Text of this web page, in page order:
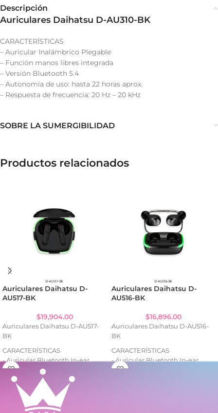
Descripción
Auriculares Daihatsu D-AU310-BK
CARACTERÍSTICAS
– Auricular Inalámbrico Plegable
– Función manos libres integrada
– Versión Bluetooth 5.4
– Autonomía de uso: hasta 22 horas aprox.
– Respuesta de frecuencia: 20 Hz – 20 kHz
SOBRE LA SUMERGIBILIDAD
Productos relacionados
Auriculares Daihatsu D-
AU517-BK
$19,904.00
Auriculares Daihatsu D-AU517-
BK
CARACTERÍSTICAS
- Auricular Bluetooth In-ear
- Alcance inalámbrico: hasta 10
metros
- Autonomía de uso: 4 horas
aprox.
- Entrada de carga: DC 5V
Auriculares Daihatsu D-
AU516-BK
$16,896.00
Auriculares Daihatsu D-AU516-
BK
CARACTERÍSTICAS
- Auricular Bluetooth In-ear
- Alcance inalámbrico: hasta 10